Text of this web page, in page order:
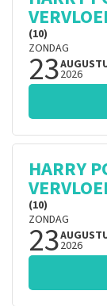
(10)
ZONDAG
232026
HARRY
(10)
ZONDAG
232026